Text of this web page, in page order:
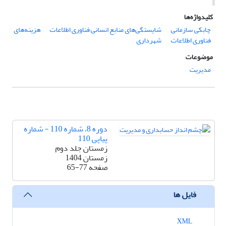
کلیدواژه‌ها
چابکی سازمانی
شایستگی‌های منابع انسانی فناوری اطلاعات هزینه‌های
فناوری اطلاعات
شهرداری
موضوعات
مدیریت
دوره 8، شماره 110 - شماره
پیاپی 110
زمستان جلد دوم
زمستان 1404
صفحه65-77
فایل ها